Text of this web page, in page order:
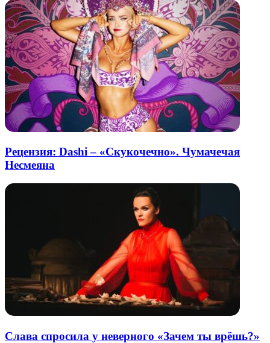
Рецензия: Dashi – «Скукочечно». Чумачечая
Несмеяна
Слава спросила у неверного «Зачем ты врёшь?»